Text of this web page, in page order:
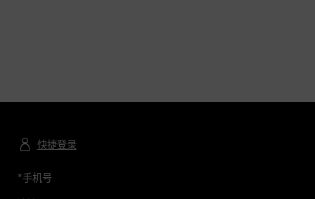
快捷登录
*手机号